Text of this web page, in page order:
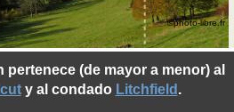
pertenece (de mayor a menor) al
y al condado Litchfield .
©photo-libre.fr